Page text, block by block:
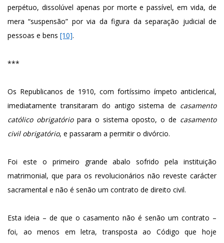
perpétuo, dissolúvel apenas por morte e passível, em vida, de
mera “suspensão” por via da figura da separação judicial de
pessoas e bens [10].
***
Os Republicanos de 1910, com fortíssimo ímpeto anticlerical,
imediatamente transitaram do antigo sistema de casamento
católico obrigatóriopara o sistema oposto, o de casamento
civil obrigatório, e passaram a permitir o divórcio.
Foi este o primeiro grande abalo sofrido pela instituição
matrimonial, que para os revolucionários não reveste carácter
sacramental e não é senão um contrato de direito civil.
Esta ideia – de que o casamento não é senão um contrato –
foi, ao menos em letra, transposta ao Código que hoje